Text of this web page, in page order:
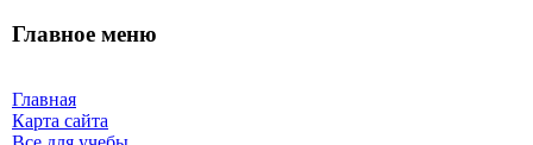
Главное меню
Главная
Карта сайта